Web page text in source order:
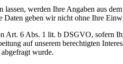
werden Ihre Angaben aus
Daten geben wir nicht ohne Ihre
Art. 6 Abs. 1 lit. b DSGVO, sofern
auf unserem berechtigten
wurde.